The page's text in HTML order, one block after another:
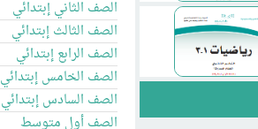
الصف الثاني إبتدائي
الصف الثالث إبتدائي
الصف الرابع إبتدائي
الصف الخامس إبتدائي
الصف السادس إبتدائي
الصف أول متوسط